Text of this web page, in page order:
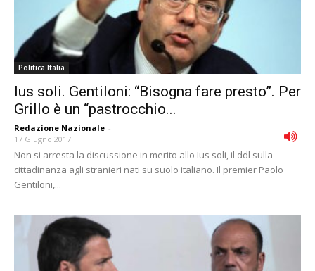
Politica Italia
Ius soli. Gentiloni: “Bisogna fare presto”. Per
Grillo è un “pastrocchio...
Redazione Nazionale -
17 Giugno 2017
Non si arresta la discussione in merito allo Ius soli, il ddl sulla
cittadinanza agli stranieri nati su suolo italiano. Il premier Paolo
Gentiloni,...